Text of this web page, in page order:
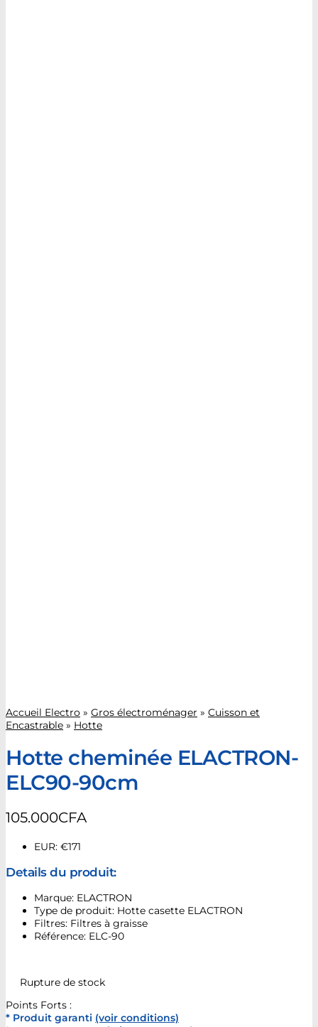
Accueil Electro » Gros électroménager » Cuisson et
Encastrable » Hotte
Hotte cheminée ELACTRON-
ELC90-90cm
105.000CFA
EUR: €171
Details du produit:
Marque: ELACTRON
Type de produit: Hotte casette ELACTRON
Filtres: Filtres à graisse
Référence: ELC-90
Rupture de stock
Points Forts :
* Produit garanti (voir conditions)